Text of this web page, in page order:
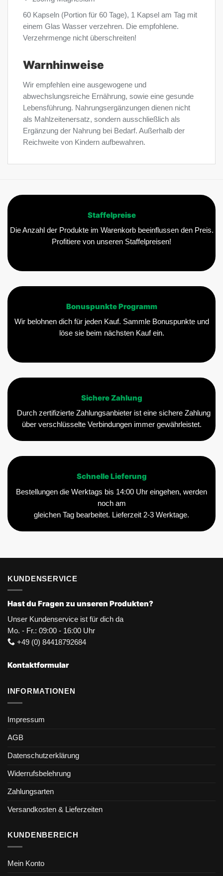
60 Kapseln (Portion für 60 Tage), 1 Kapsel am Tag mit
einem Glas Wasser verzehren. Die empfohlene.
Verzehrmenge nicht überschreiten!
Warnhinweise
Wir empfehlen eine ausgewogene und
abwechslungsreiche Ernährung, sowie eine gesunde
Lebensführung. Nahrungsergänzungen dienen nicht
als Mahlzeitenersatz, sondern ausschließlich als
Ergänzung der Nahrung bei Bedarf. Außerhalb der
Reichweite von Kindern aufbewahren.
Staffelpreise
Die Anzahl der Produkte im Warenkorb beeinflussen den Preis.
Profitiere von unseren Staffelpreisen!
Bonuspunkte Programm
Wir belohnen dich für jeden Kauf. Sammle Bonuspunkte und
löse sie beim nächsten Kauf ein.
Sichere Zahlung
Durch zertifizierte Zahlungsanbieter ist eine sichere Zahlung
über verschlüsselte Verbindungen immer gewährleistet.
Schnelle Lieferung
Bestellungen die Werktags bis 14:00 Uhr eingehen, werden
noch am
gleichen Tag bearbeitet. Lieferzeit 2-3 Werktage.
KUNDENSERVICE
Hast du Fragen zu unseren Produkten?
Unser Kundenservice ist für dich da
Mo. - Fr.: 09:00 - 16:00 Uhr
+49 (0) 84418792684
Kontaktformular
INFORMATIONEN
Impressum
AGB
Datenschutzerklärung
Widerrufsbelehrung
Zahlungsarten
Versandkosten & Lieferzeiten
KUNDENBEREICH
Mein Konto